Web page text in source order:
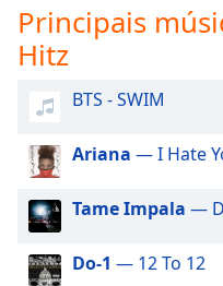
Fullscreen
This
window.
Beginning
dialog
window.
Principais
Hitz
BTS - SWIM
Ariana — I Hate
Tame Impala —
Do-1 — 12 To 12